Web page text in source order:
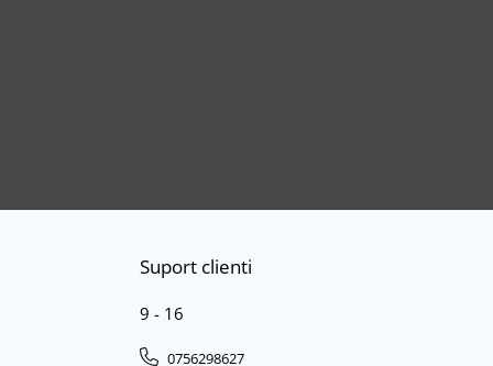
Suport clienti
9 - 16
0756298627